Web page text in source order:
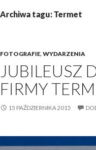
Archiwa tagu: Termet
FOTOGRAFIE, WYDARZENIA
JUBILEUSZ
FIRMY
15 PAŹDZIERNIKA 2015